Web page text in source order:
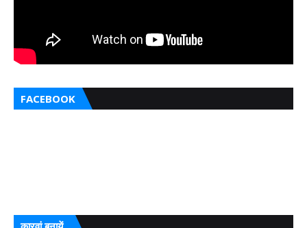
FACEBOOK